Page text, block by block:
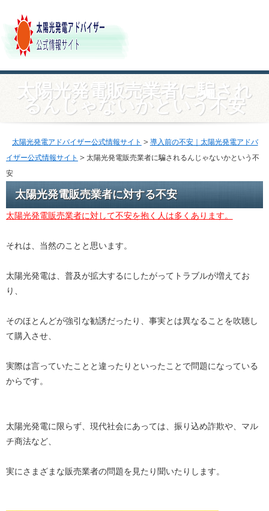
太陽光発電販売業者に騙され
るんじゃないかという不安
太陽光発電アドバイザー公式情報サイト ＞ 導入前の不安｜太陽光発電アドバ
イザー公式情報サイト ＞ 太陽光発電販売業者に騙されるんじゃないかという不
安
太陽光発電販売業者に対する不安
太陽光発電販売業者に対して不安を抱く人は多くあります。
それは、当然のことと思います。
太陽光発電は、普及が拡大するにしたがってトラブルが増えてお
り、
そのほとんどが強引な勧誘だったり、事実とは異なることを吹聴し
て購入させ、
実際は言っていたことと違ったりといったことで問題になっている
からです。
太陽光発電に限らず、現代社会にあっては、振り込め詐欺や、マル
チ商法など、
実にさまざまな販売業者の問題を見たり聞いたりします。